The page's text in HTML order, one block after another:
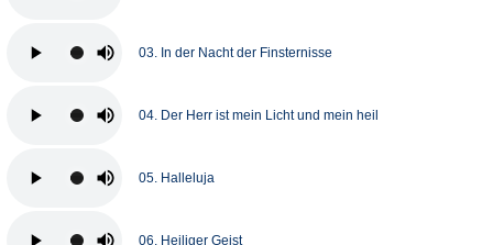
03. In der Nacht der Finsternisse
04. Der Herr ist mein Licht und mein heil
05. Halleluja
06. Heiliger Geist